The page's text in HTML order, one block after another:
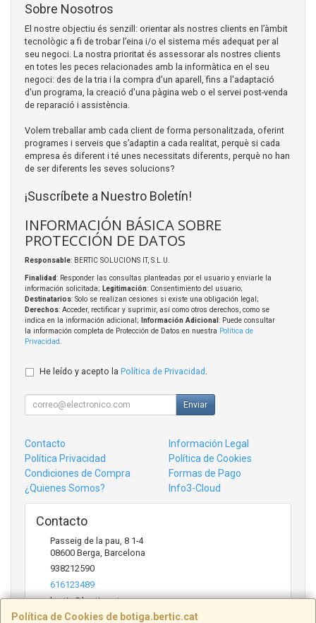
Política de Cookies de botiga.bertic.cat
Sobre Nosotros
El nostre objectiu és senzill: orientar als nostres clients en l’àmbit
tecnològic a fi de trobar l’eina i/o el sistema més adequat per al
seu negoci. La nostra prioritat és assessorar als nostres clients
en totes les peces relacionades amb la informàtica en el seu
negoci: des de la tria i la compra d'un aparell, fins a l'adaptació
d'un programa, la creació d'una pàgina web o el servei post-venda
de reparació i assistència.
Volem treballar amb cada client de forma personalitzada, oferint
programes i serveis que s’adaptin a cada realitat, perquè si cada
empresa és diferent i té unes necessitats diferents, perquè no han
de ser diferents les seves solucions?
¡Suscríbete a Nuestro Boletín!
INFORMACIÓN BÁSICA SOBRE
PROTECCIÓN DE DATOS
Responsable: BERTIC SOLUCIONS IT, S.L.U.
Finalidad: Responder las consultas planteadas por el usuario y enviarle la
información solicitada; Legitimación: Consentimiento del usuario;
Destinatarios: Solo se realizan cesiones si existe una obligación legal;
Derechos: Acceder, rectificar y suprimir, así como otros derechos, como se
indica en la información adicional;
Información Adicional : Puede consultar
la información completa de Protección de Datos en nuestra Política de
Privacidad
He leído y acepto la Política de Privacidad
Enviar
Contacto
Información Legal
Política Privacidad
Política de Cookies
Condiciones de Compra
Formas de Pago
¿Quienes Somos?
Info3-Cloud
Contacto
Passeig de la pau, 8 1-4
08600 Berga Barcelona
938212590
616123489
bertic@bertic.cat